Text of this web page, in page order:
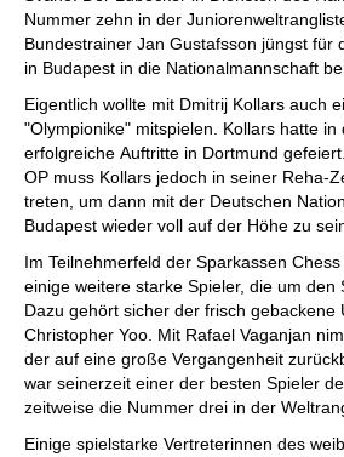
Nummer zehn in der
Bundestrainer Jan Gustafsson jüngst für
in Budapest in die Nationalmannschaft
Eigentlich wollte mit Dmitrij Kollars auch
"Olympionike" mitspielen. Kollars hatte in
erfolgreiche Auftritte in Dortmund
OP muss Kollars jedoch in seiner Reha-
treten, um dann mit der Deutschen
Budapest wieder voll auf der Höhe zu
Im Teilnehmerfeld der Sparkassen
einige weitere starke Spieler, die um den
Dazu gehört sicher der frisch gebackene
Christopher Yoo. Mit Rafael Vaganjan
der auf eine große Vergangenheit
war seinerzeit einer der besten Spieler
zeitweise die Nummer drei in der
Einige spielstarke Vertreterinnen des